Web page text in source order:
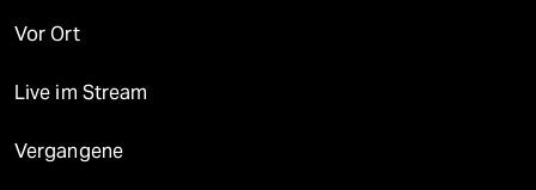
Vor Ort
Live im Stream
Vergangene